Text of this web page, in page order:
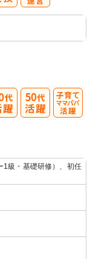
1級・基礎研修）、初任